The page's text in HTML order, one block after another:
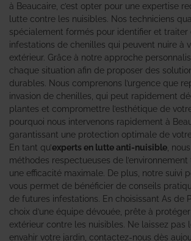
à Beaucaire, c’est opter pour une expertise
lutte contre les nuisibles. Nos techniciens
spécialement formés pour identifier et traiter
infestations de chenilles qui peuvent nuire à
extérieur. Grâce à notre approche
chaque situation afin de proposer des
durables. Nous comprenons l’urgence que
invasion de chenilles, qui peut rapidement
plantes et compromettre l’esthétique de votre
pourquoi nous intervenons rapidement à
garantissant une protection optimale de
En tant qu’experts en lutte anti-nuisible ,
méthodes respectueuses de
une efficacité maximale. De plus, notre suivi
vous permet de bénéficier de conseils
de futures infestations. En choisissant As de
choix d’une équipe dévouée, prête à
extérieur contre les nuisibles. Ne laissez pas
envahir votre jardin, contactez-nous dès